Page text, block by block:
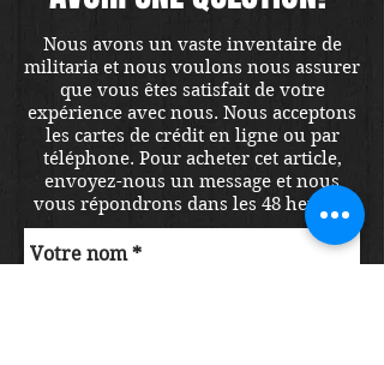
Nous avons un vaste inventaire de
militaria et nous voulons nous assurer
que vous êtes satisfait de votre
expérience avec nous. Nous acceptons
les cartes de crédit en ligne ou par
téléphone. Pour acheter cet article,
envoyez-nous un message et nous
vous répondrons dans les 48 heures.